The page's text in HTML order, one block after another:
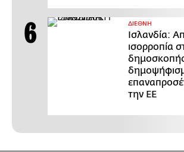
ΔΙΕΘΝΗ
Ισλανδία:
ισορροπία
την ΕΕ